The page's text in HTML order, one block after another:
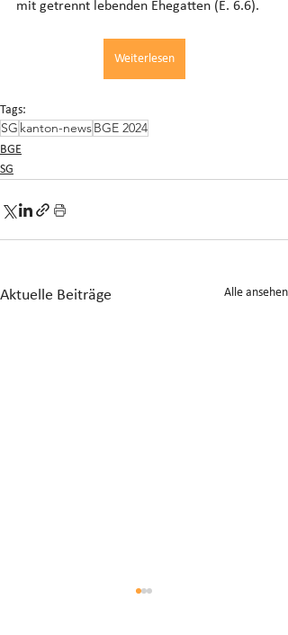
mit getrennt lebenden Ehegatten (E. 6.6).
Weiterlesen
Tags:
SG kanton-newsBGE 2024
BGE
SG
Aktuelle Beiträge Alle ansehen